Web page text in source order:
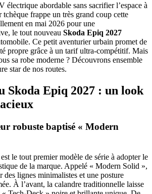
électrique abordable sans sacrifier l’espace à
frappe un très grand coup cette
en mai 2026 pour une
le tout nouveau Skoda Epiq 2027
Ce petit aventurier urbain promet de
propre grâce à un tarif ultra-compétitif. Mais
sa robe moderne ? Découvrons ensemble
star de nos routes.
Skoda Epiq 2027 : un look
robuste baptisé « Modern
est le tout premier modèle de série à adopter le
de la marque. Appelé « Modern Solid »,
des lignes minimalistes et une posture
À l’avant, la calandre traditionnelle laisse